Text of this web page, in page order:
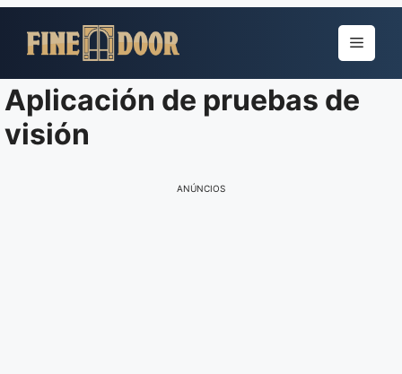
para
conteúdo
Menu
Aplicación de pruebas de
visión
ANÚNCIOS